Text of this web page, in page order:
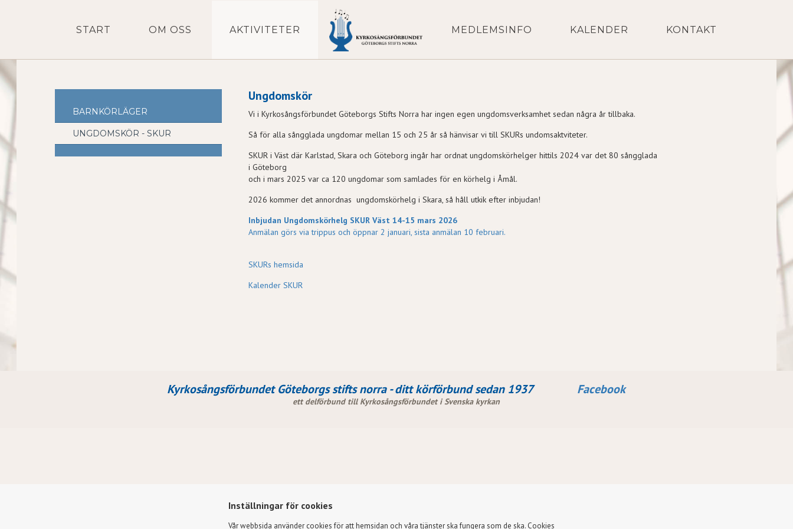
START OM OSS AKTIVITETER MEDLEMSINFO KALENDER KONTAKT
BARNKÖRLÄGER
UNGDOMSKÖR - SKUR
Ungdomskör
Vi i Kyrkosångsförbundet Göteborgs Stifts Norra har ingen egen ungdomsverksamhet sedan några år tillbaka.
Så för alla sångglada ungdomar mellan 15 och 25 år så hänvisar vi till SKURs undomsaktviteter.
SKUR i Väst där Karlstad, Skara och Göteborg ingår har ordnat ungdomskörhelger hittils 2024 var det 80 sångglada
i Göteborg
och i mars 2025 var ca 120 ungdomar som samlades för en körhelg i Åmål.
2026 kommer det annordnas ungdomskörhelg i Skara, så håll utkik efter inbjudan!
Inbjudan Ungdomskörhelg SKUR Väst 14-15 mars 2026
Anmälan görs via trippus och öppnar 2 januari, sista anmälan 10 februari.
SKURs hemsida
Kalender SKUR
Kyrkosångsförbundet Göteborgs stifts norra - ditt körförbund sedan 1937 Facebook
ett delförbund till Kyrkosångsförbundet i Svenska kyrkan
Inställningar för cookies
Vår webbsida använder cookies för att hemsidan och våra tjänster ska fungera som de ska. Cookies